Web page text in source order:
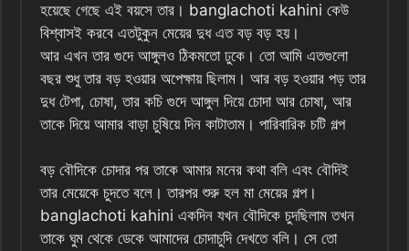
হয়েছে গেছে এই বয়সে তার। banglachoti kahini কেউ
বিশ্বাসই করবে এতটুকুন মেয়ের দুধ এত বড় বড় হয়।
আর এখন তার গুদে আঙ্গুলও ঠিকমতো ঢুকে। তো আমি এতগুলো
বছর শুধু তার বড় হওয়ার অপেক্ষায় ছিলাম। আর বড় হওয়ার পড় তার
দুধ টেপা, চোষা, তার কচি গুদে আঙ্গুল দিয়ে চোদা আর চোষা, আর
তাকে দিয়ে আমার বাড়া চুষিয়ে দিন কাটাতাম। পারিবারিক চটি গল্প
বড় বৌদিকে চোদার পর তাকে আমার মনের কথা বলি এবং বৌদিই
তার মেয়েকে চুদতে বলে। তারপর শুরু হল মা মেয়ের গল্প।
banglachoti kahini একদিন যখন বৌদিকে চুদছিলাম তখন
তাকে ঘুম থেকে ডেকে আমাদের চোদাচুদি দেখতে বলি। সে তো